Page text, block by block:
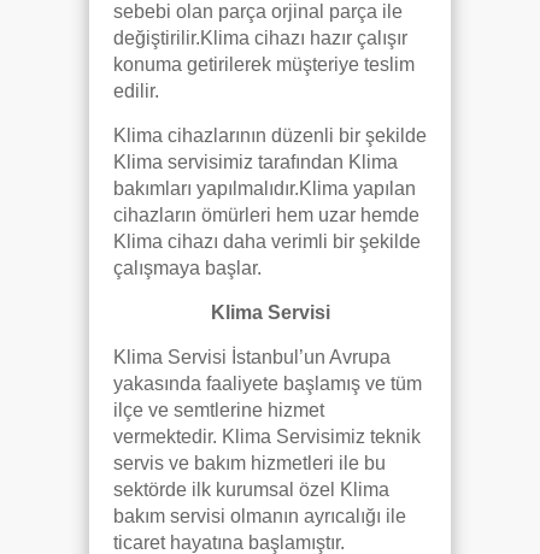
sebebi olan parça orjinal parça ile
değiştirilir.Klima cihazı hazır çalışır
konuma getirilerek müşteriye teslim
edilir.
Klima cihazlarının düzenli bir şekilde
Klima servisimiz tarafından Klima
bakımları yapılmalıdır.Klima yapılan
cihazların ömürleri hem uzar hemde
Klima cihazı daha verimli bir şekilde
çalışmaya başlar.
Klima Servisi
Klima Servisi İstanbul’un Avrupa
yakasında faaliyete başlamış ve tüm
ilçe ve semtlerine hizmet
vermektedir. Klima Servisimiz teknik
servis ve bakım hizmetleri ile bu
sektörde ilk kurumsal özel Klima
bakım servisi olmanın ayrıcalığı ile
ticaret hayatına başlamıştır.